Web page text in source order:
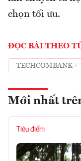
chọn tối ưu.
ĐỌC BÀI THEO
TECHCOMBANK
Mới nhất
Tiêu điểm